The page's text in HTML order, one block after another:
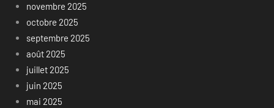
novembre 2025
octobre 2025
septembre 2025
août 2025
juillet 2025
juin 2025
mai 2025